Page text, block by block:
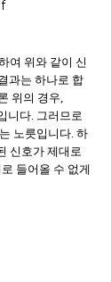
여 위와 같이 신
과는 하나로 합
위의 경우,
니다. 그러므로
노릇입니다. 하
신호가 제대로
들어올 수 없게